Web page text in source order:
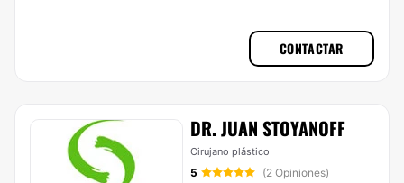
CONTACTAR
DR. JUAN STOYANOFF
Cirujano plástico
5
(2 Opiniones)